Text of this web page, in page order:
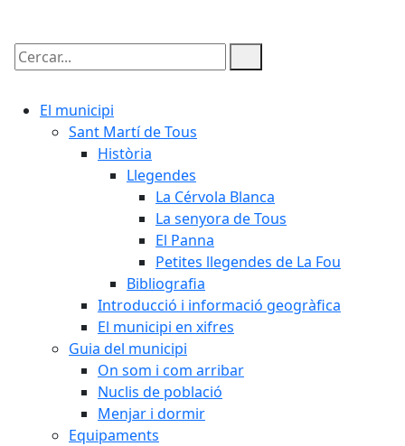
Cercar:
El municipi
Sant Martí de Tous
Història
Llegendes
La Cérvola Blanca
La senyora de Tous
El Panna
Petites llegendes de La Fou
Bibliografia
Introducció i informació geogràfica
El municipi en xifres
Guia del municipi
On som i com arribar
Nuclis de població
Menjar i dormir
Equipaments